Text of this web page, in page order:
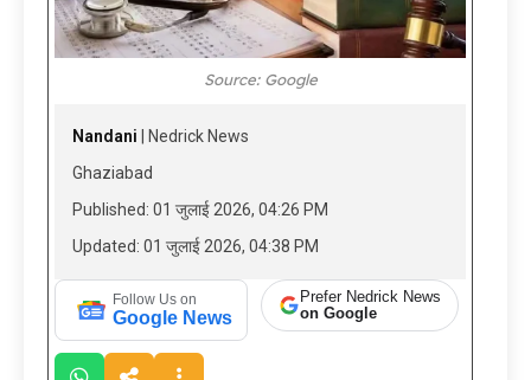
Source: Google
Nandani | Nedrick News
Ghaziabad
Published: 01 जुलाई 2026, 04:26 PM
Updated: 01 जुलाई 2026, 04:38 PM
Follow Us on
Google News
Prefer Nedrick News
on Google